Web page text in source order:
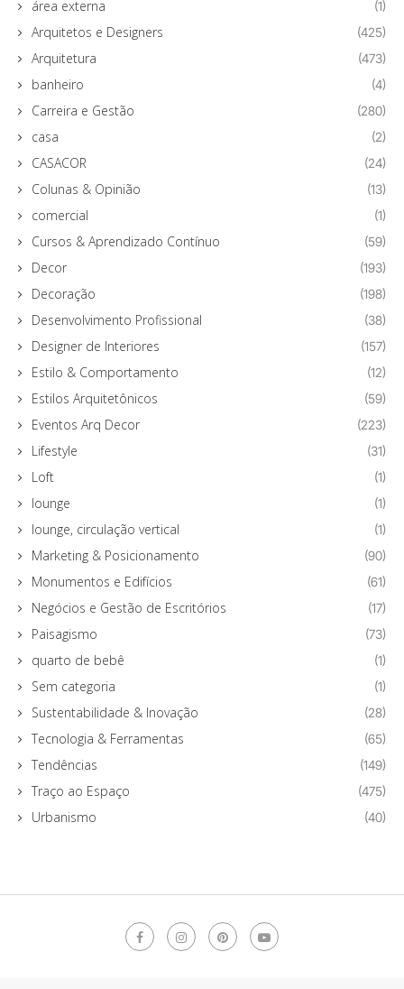
área externa (1)
Arquitetos e Designers (425)
Arquitetura (473)
banheiro (4)
Carreira e Gestão (280)
casa (2)
CASACOR (24)
Colunas & Opinião (13)
comercial (1)
Cursos & Aprendizado Contínuo (59)
Decor (193)
Decoração (198)
Desenvolvimento Profissional (38)
Designer de Interiores (157)
Estilo & Comportamento (12)
Estilos Arquitetônicos (59)
Eventos Arq Decor (223)
Lifestyle (31)
Loft (1)
lounge (1)
lounge, circulação vertical (1)
Marketing & Posicionamento (90)
Monumentos e Edifícios (61)
Negócios e Gestão de Escritórios (17)
Paisagismo (73)
quarto de bebê (1)
Sem categoria (1)
Sustentabilidade & Inovação (28)
Tecnologia & Ferramentas (65)
Tendências (149)
Traço ao Espaço (475)
Urbanismo (40)